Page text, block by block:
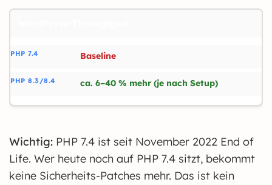
Baseline
ca. 6–40 % mehr (je nach Setup)
Wichtig: PHP 7.4 ist seit November 2022 End of
Life. Wer heute noch auf PHP 7.4 sitzt, bekommt
keine Sicherheits-Patches mehr. Das ist kein